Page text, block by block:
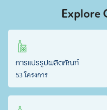
Explore
การแปรรูปผลิตภัณฑ์
53 โครงการ